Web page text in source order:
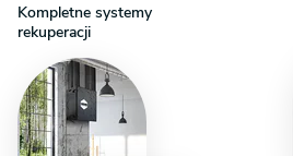
Kompletne systemy
rekuperacji